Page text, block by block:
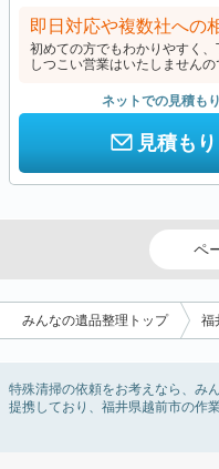
即日対応や複数社への
初めての方でもわかりやすく
しつこい営業はいたしませんの
ネットでの見積も
見積も
ペ
みんなの遺品整理トップ 福
特殊清掃の依頼をお考えなら、み
提携しており、福井県越前市の作
孤独死・孤立死に伴う不用品の処